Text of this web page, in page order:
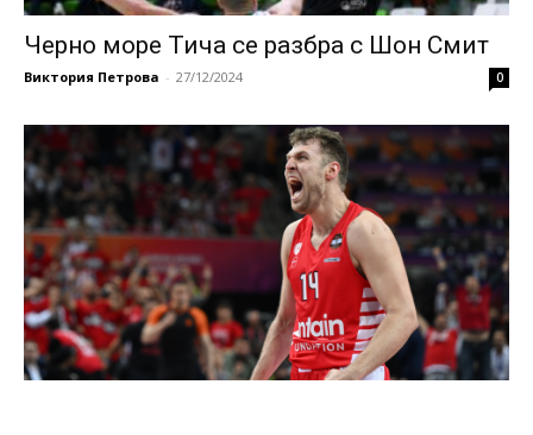
Черно море Тича се разбра с Шон Смит
Виктория Петрова - 27/12/2024 0